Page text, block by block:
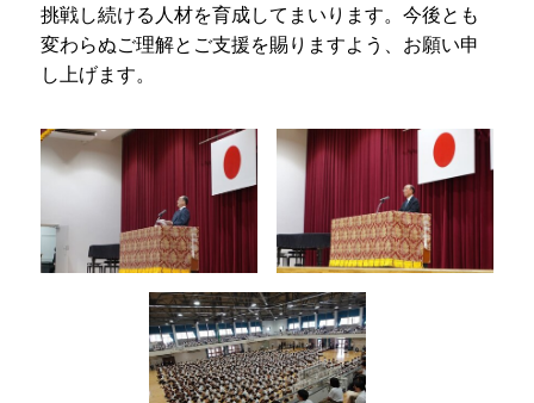
挑戦し続ける人材を育成してまいります。今後とも
変わらぬご理解とご支援を賜りますよう、お願い申
し上げます。